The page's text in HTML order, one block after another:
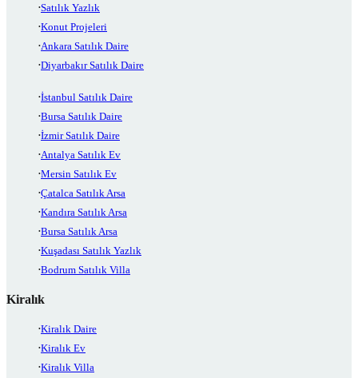
Satılık Yazlık
Konut Projeleri
Ankara Satılık Daire
Diyarbakır Satılık Daire
İstanbul Satılık Daire
Bursa Satılık Daire
İzmir Satılık Daire
Antalya Satılık Ev
Mersin Satılık Ev
Çatalca Satılık Arsa
Kandıra Satılık Arsa
Bursa Satılık Arsa
Kuşadası Satılık Yazlık
Bodrum Satılık Villa
Kiralık
Kiralık Daire
Kiralık Ev
Kiralık Villa